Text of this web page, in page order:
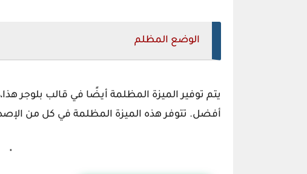
الوضع المظلم
يتم توفير الميزة المظلمة أيضًا في قالب بلوجر
أفضل. تتوفر هذه الميزة المظلمة في كل من